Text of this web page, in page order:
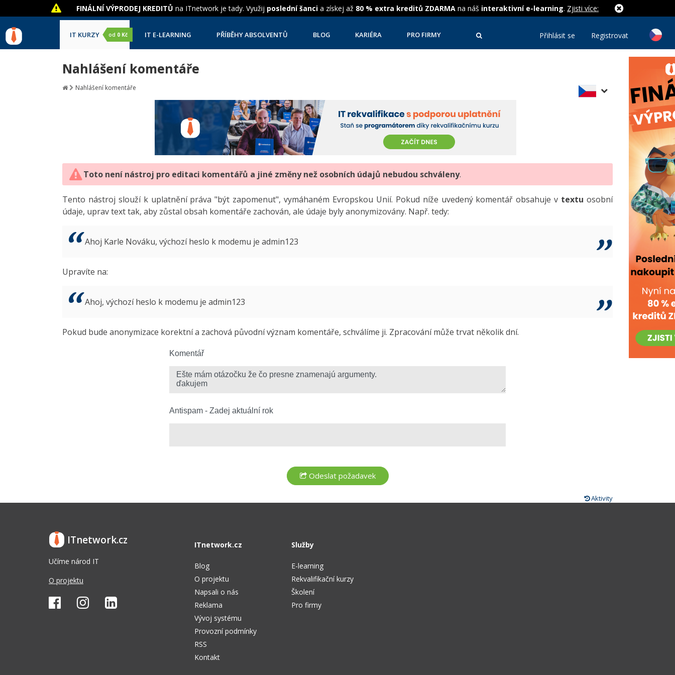
FINÁLNÍ VÝPRODEJ KREDITŮ na ITnetwork je tady. Využij poslední šanci a získej až 80 % extra kreditů ZDARMA na náš interaktivní e-learning. Zjisti více:
IT KURZY od 0 Kč IT E-LEARNING PŘÍBĚHY ABSOLVENTŮ BLOG KARIÉRA PRO FIRMY Přihlásit se Registrovat
Nahlášení komentáře
Nahlášení komentáře
Toto není nástroj pro editaci komentářů a jiné změny než osobních údajů nebudou schváleny.
Tento nástroj slouží k uplatnění práva "být zapomenut", vymáhaném Evropskou Unií. Pokud níže uvedený komentář obsahuje v textu osobní
údaje, uprav text tak, aby zůstal obsah komentáře zachován, ale údaje byly anonymizovány. Např. tedy:
Ahoj Karle Nováku, výchozí heslo k modemu je admin123
Upravíte na:
Ahoj, výchozí heslo k modemu je admin123
Pokud bude anonymizace korektní a zachová původní význam komentáře, schválíme ji. Zpracování může trvat několik dní.
Komentář
Antispam - Zadej aktuální rok
Aktivity
ITnetwork.cz
Učíme národ IT
O projektu
ITnetwork.cz
Blog
O projektu
Napsali o nás
Reklama
Vývoj systému
Provozní podmínky
RSS
Kontakt
Služby
E-learning
Rekvalifikační kurzy
Školení
Pro firmy